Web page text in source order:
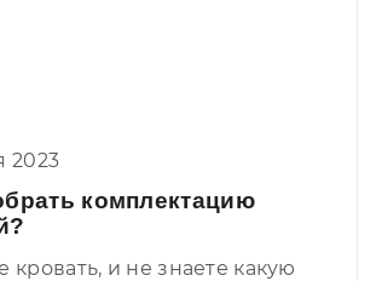
2023
комплектацию
кровать, и не знаете какую